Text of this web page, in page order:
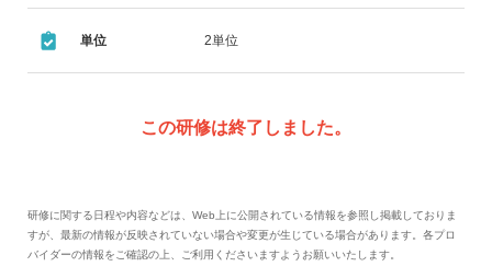
単位 2単位
この研修は終了しました。
研修に関する日程や内容などは、Web上に公開されている情報を参照し掲載しておりま
すが、最新の情報が反映されていない場合や変更が生じている場合があります。各プロ
バイダーの情報をご確認の上、ご利用くださいますようお願いいたします。